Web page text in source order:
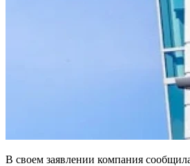
В своем заявлении компания